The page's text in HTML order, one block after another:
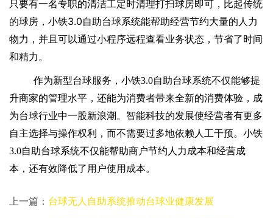
只要有一名专职的清洁工定时清理打扫球房即可， 比起传统
的球房 ， 小铁3.0自助台球系统能帮助经营节约大量的人力
物力 ，并且可以通过小程序远程查看业务状态，节省了时间
和精力。
作为新型台球服务，小铁3.0自助台球系统不仅能够提
升商家的管理水平，还能为消费者带来全新的消费体验，成
为台球行业中一股新浪潮。智能科技的发展使经营者有更多
自主选择与操作权利，而不需要过多地依赖人工干预。小铁
3.0自助台球系统不仅能帮助商户节约人力成本和经营成
本，还有效降低了用户使用成本。
上一篇： 台球无人自助系统推动台球业健康发展